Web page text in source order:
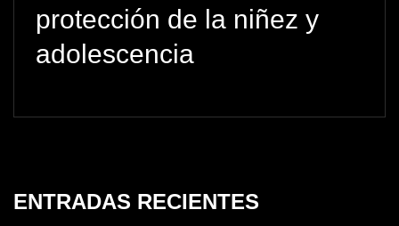
protección de la niñez y
adolescencia
ENTRADAS RECIENTES